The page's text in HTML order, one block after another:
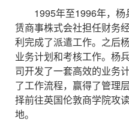
1995年至1996年，杨
赁商事株式会社担任财务
利完成了派遣工作。之后
业务计划和考核工作。杨
司开发了一套高效的业务
了工作流程，赢得了管理
择前往英国伦敦商学院攻
地。